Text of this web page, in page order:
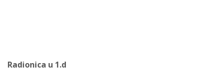
Radionica u 1.d